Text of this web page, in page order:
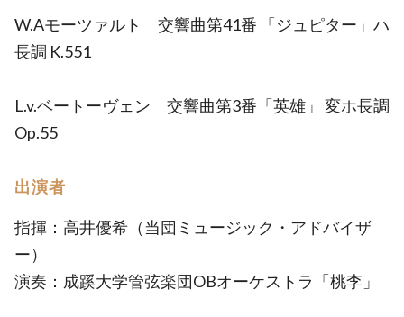
W.Aモーツァルト 交響曲第41番 「ジュピター」ハ
長調 K.551
L.v.ベートーヴェン 交響曲第3番「英雄」 変ホ長調
Op.55
出演者
指揮：高井優希（当団ミュージック・アドバイザ
ー）
演奏：成蹊大学管弦楽団OBオーケストラ「桃李」